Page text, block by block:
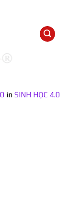
in SINH HỌC 4.0